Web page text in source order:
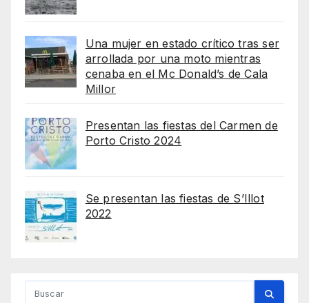
Una mujer en estado crítico tras ser
arrollada por una moto mientras
cenaba en el Mc Donald’s de Cala
Millor
Presentan las fiestas del Carmen de
Porto Cristo 2024
Se presentan las fiestas de S’Illot
2022